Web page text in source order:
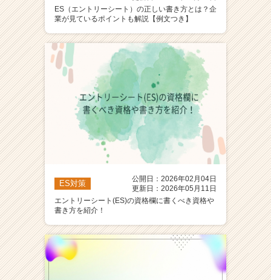
ES（エントリーシート）の正しい書き方とは？企
業が見ているポイントも解説【例文つき】
ES対策
公開日：2026年02月04日
更新日：2026年05月11日
エントリーシート(ES)の資格欄に書くべき資格や
書き方を紹介！